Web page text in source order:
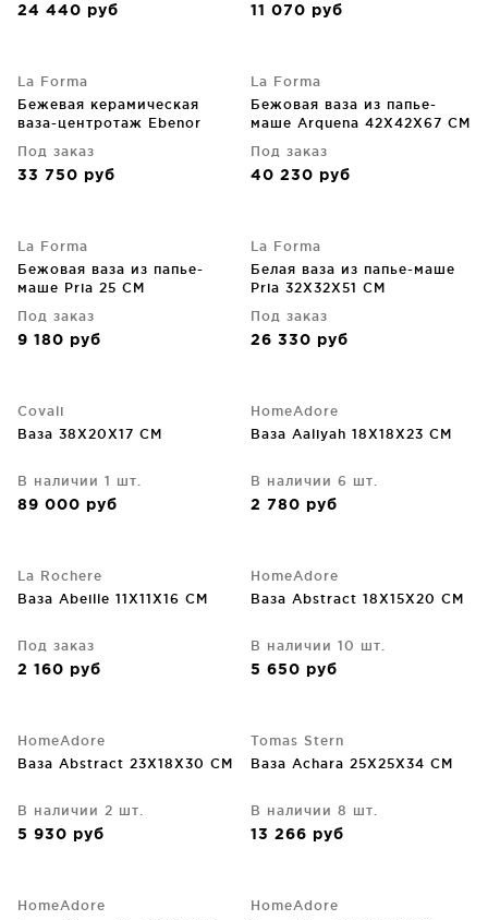
24 440 руб 11 070 руб
La Forma
Бежевая керамическая
ваза-центротаж Ebenor
Под заказ
33 750 руб
La Forma
Бежовая ваза из папье-
маше Arquena 42X42X67 CM
Под заказ
40 230 руб
La Forma
Бежовая ваза из папье-
маше Pria 25 CM
Под заказ
9 180 руб
La Forma
Белая ваза из папье-маше
Pria 32X32X51 CM
Под заказ
26 330 руб
Covali
Ваза 38X20X17 CM
В наличии 1 шт.
89 000 руб
HomeAdore
Ваза Aaliyah 18X18X23 CM
В наличии 6 шт.
2 780 руб
La Rochere
Ваза Abeille 11X11X16 CM
Под заказ
2 160 руб
HomeAdore
Ваза Abstract 18X15X20 CM
В наличии 10 шт.
5 650 руб
HomeAdore
Ваза Abstract 23X18X30 CM
В наличии 2 шт.
5 930 руб
Tomas Stern
Ваза Achara 25X25X34 CM
В наличии 8 шт.
13 266 руб
HomeAdore
HomeAdore